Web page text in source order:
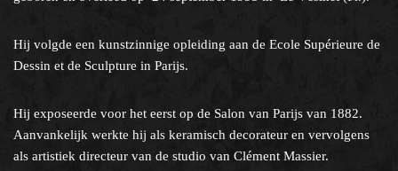
Hij volgde een kunstzinnige opleiding aan de Ecole Supérieure de
Dessin et de Sculpture in Parijs.
Hij exposeerde voor het eerst op de Salon van Parijs van 1882.
Aanvankelijk werkte hij als keramisch decorateur en vervolgens
als artistiek directeur van de studio van Clément Massier.